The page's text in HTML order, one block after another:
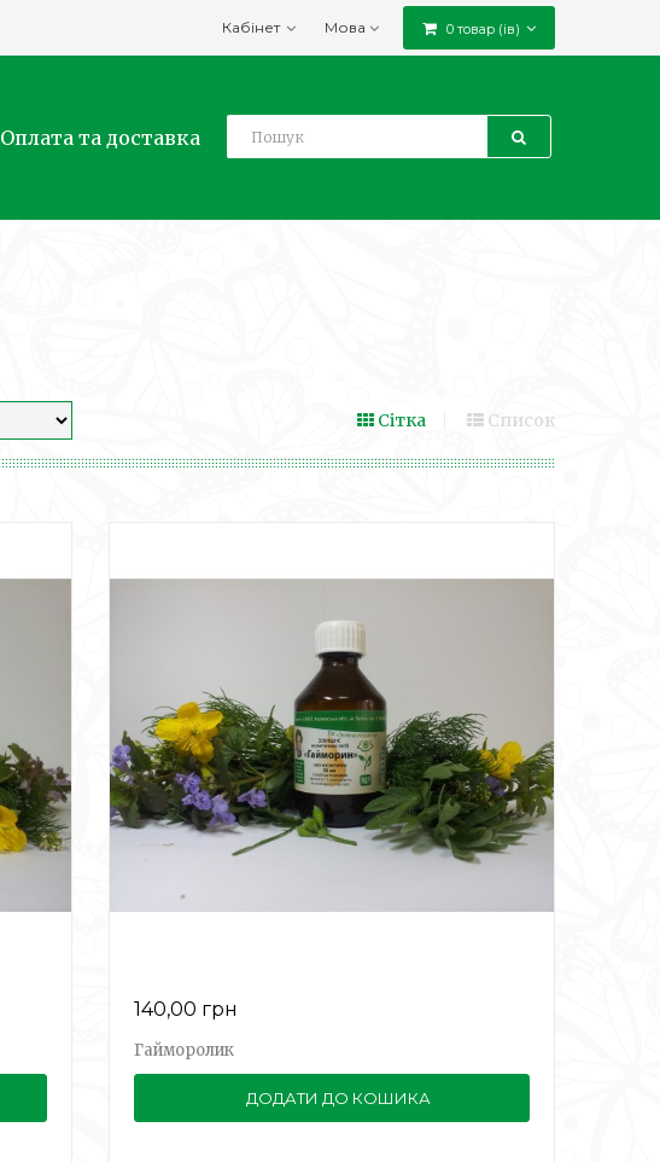
0 товар (ів)
Мова
Кабінет
Оплата та доставка
Сітка Список
140,00 грн
Гайморолик
ДОДАТИ ДО КОШИКА